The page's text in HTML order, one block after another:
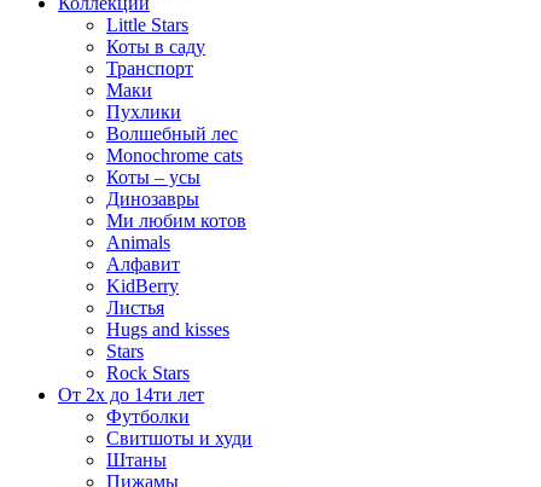
Little Stars
Коты в саду
Транспорт
Маки
Пухлики
Волшебный лес
Monochrome cats
Коты – усы
Динозавры
Ми любим котов
Animals
Алфавит
KidBerry
Листья
Hugs and kisses
Stars
Rock Stars
От 2х до 14ти лет
Футболки
Свитшоты и худи
Штаны
Пижамы